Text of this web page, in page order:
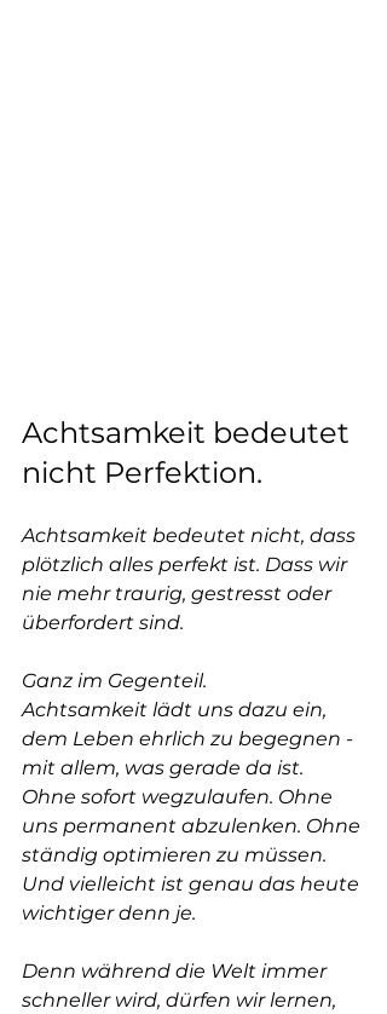
Achtsamkeit bedeutet
nicht Perfektion.
Achtsamkeit bedeutet nicht, dass
plötzlich alles perfekt ist. Dass wir
nie mehr traurig, gestresst oder
überfordert sind.
Ganz im Gegenteil.
Achtsamkeit lädt uns dazu ein,
dem Leben ehrlich zu begegnen -
mit allem, was gerade da ist.
Ohne sofort wegzulaufen. Ohne
uns permanent abzulenken. Ohne
ständig optimieren zu müssen.
Und vielleicht ist genau das heute
wichtiger denn je.
Denn während die Welt immer
schneller wird, dürfen wir lernen,